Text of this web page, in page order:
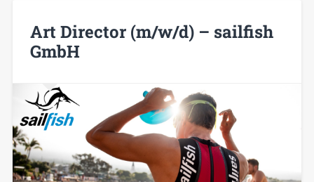
Art Director (m/w/d) – sailfish
GmbH